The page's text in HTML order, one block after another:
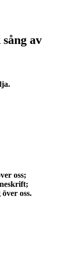
av
oss;
oss.